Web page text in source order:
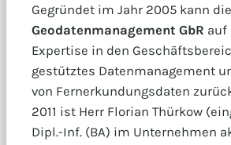
Gegründet im Jahr 2005 kann die
Geodatenmanagement GbR auf
Expertise in den
gestütztes Datenmanagement
von Fernerkundungsdaten
2011 ist Herr Florian Thürkow
Dipl.-Inf. (BA) im Unternehmen